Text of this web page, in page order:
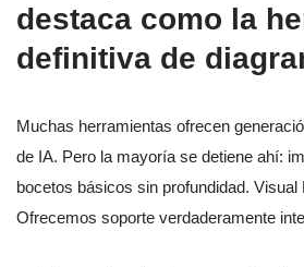
destaca como la
definitiva de
Muchas herramientas ofrecen
de IA. Pero la mayoría se detiene ahí:
bocetos básicos sin profundidad. Visual
Ofrecemos soporte verdaderamente